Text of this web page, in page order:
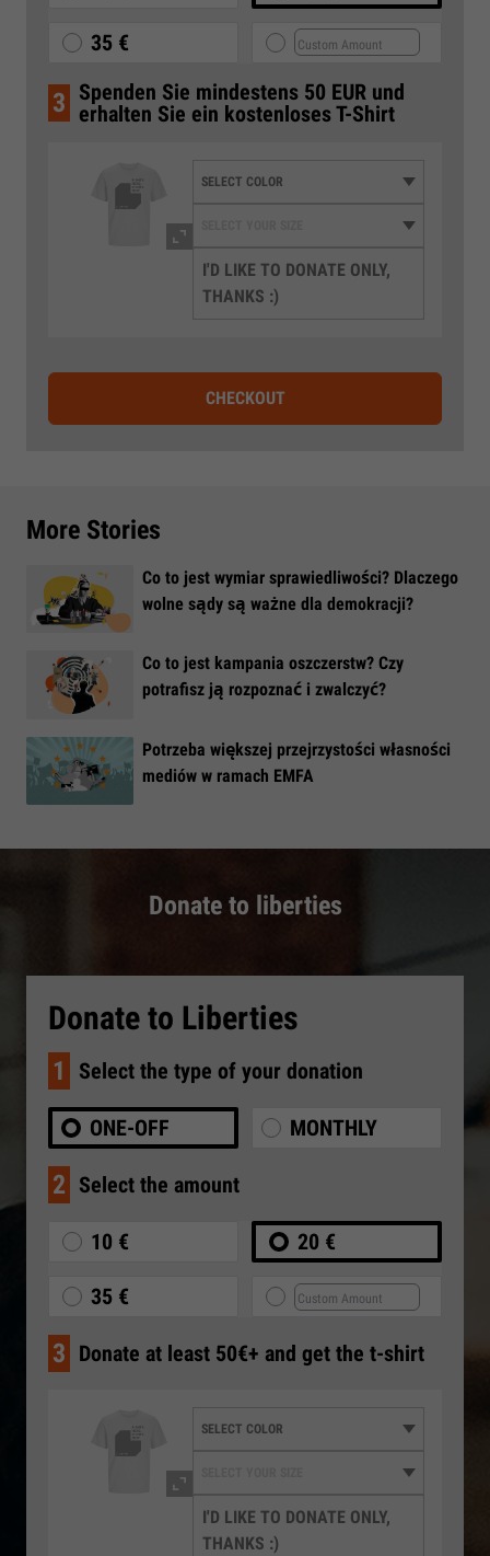
35 €
3 Spenden Sie mindestens 50 EUR und
erhalten Sie ein kostenloses T-Shirt
I'D LIKE TO DONATE ONLY,
THANKS :)
CHECKOUT
More Stories
Co to jest wymiar sprawiedliwości? Dlaczego
wolne sądy są ważne dla demokracji?
​Co to jest kampania oszczerstw? Czy
potrafisz ją rozpoznać i zwalczyć?
​Potrzeba większej przejrzystości własności
mediów w ramach EMFA
Donate to liberties
Donate to Liberties
1 Select the type of your donation
ONE-OFF MONTHLY
2 Select the amount
10 € 20 €
35 €
3 Donate at least 50€+ and get the t-shirt
I'D LIKE TO DONATE ONLY,
THANKS :)